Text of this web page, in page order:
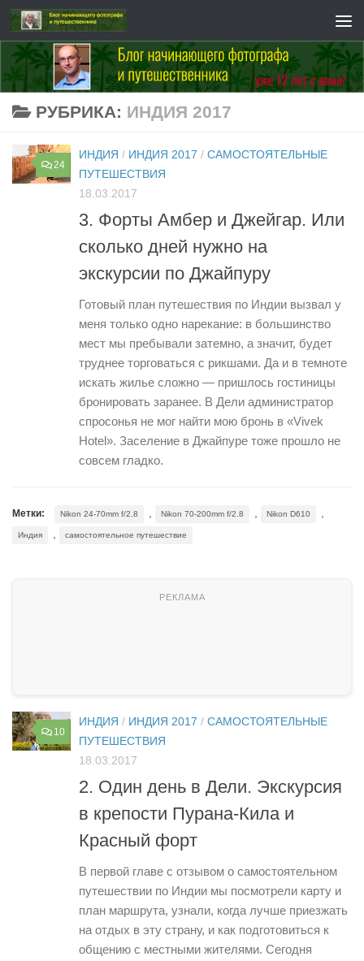
Перейти к содержимому
РУБРИКА: ИНДИЯ 2017
24
ИНДИЯ / ИНДИЯ 2017 / САМОСТОЯТЕЛЬНЫЕ
ПУТЕШЕСТВИЯ
18.03.2017
3. Форты Амбер и Джейгар. Или
сколько дней нужно на
экскурсии по Джайпуру
Готовый план путешествия по Индии вызвал у
меня только одно нарекание: в большинство
мест мы пребывали затемно, а значит, будет
труднее торговаться с рикшами. Да и в темноте
искать жилье сложно — пришлось гостиницы
бронировать заранее. В Дели администратор
спросонья не мог найти мою бронь в «Vivek
Hotel». Заселение в Джайпуре тоже прошло не
совсем гладко.
Метки: Nikon 24-70mm f/2.8 , Nikon 70-200mm f/2.8 , Nikon D610 ,
Индия , самостоятельное путешествие
10
ИНДИЯ / ИНДИЯ 2017 / САМОСТОЯТЕЛЬНЫЕ
ПУТЕШЕСТВИЯ
18.03.2017
2. Один день в Дели. Экскурсия
в крепости Пурана-Кила и
Красный форт
В первой главе с отзывом о самостоятельном
путешествии по Индии мы посмотрели карту и
план маршрута, узнали, когда лучше приезжать
на отдых в эту страну, и как подготовиться к
общению с местными жителями. Сегодня